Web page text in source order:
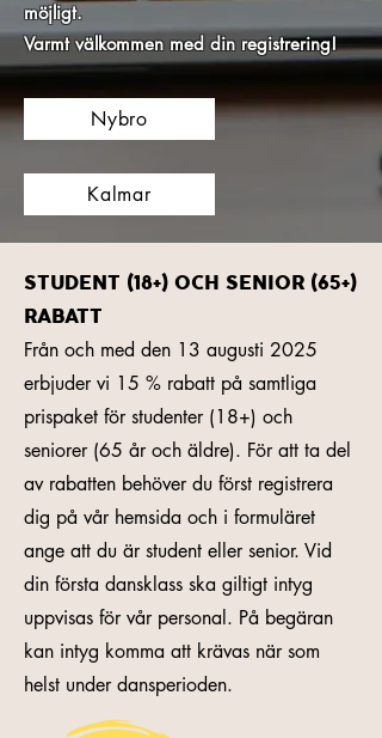
möjligt.
Varmt välkommen med din registrering!
Nybro
Kalmar
STUDENT (18+) OCH SENIOR (65+)
RABATT
Från och med den 13 augusti 2025
erbjuder vi 15 % rabatt på samtliga
prispaket för studenter (18+) och
seniorer (65 år och äldre). För att ta del
av rabatten behöver du först registrera
dig på vår hemsida och i formuläret
ange att du är student eller senior. Vid
din första dansklass ska giltigt intyg
uppvisas för vår personal. På begäran
kan intyg komma att krävas när som
helst under dansperioden.​​​